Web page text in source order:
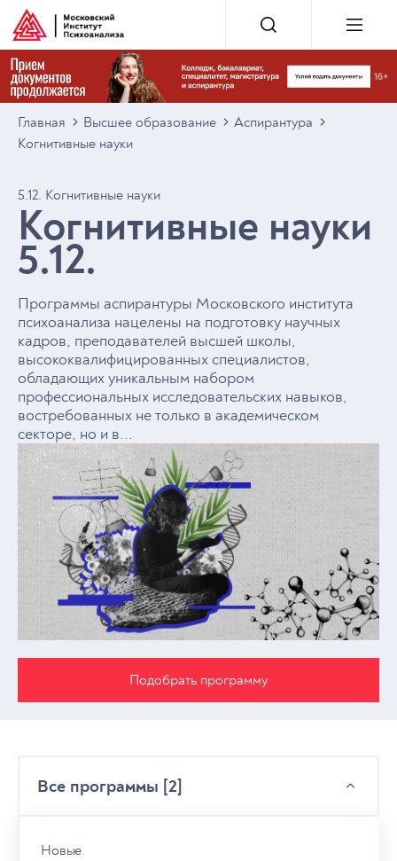
Главная Высшее образование
Аспирантура
Когнитивные науки
5.12. Когнитивные науки
Когнитивные науки
5.12.
Программы аспирантуры Московского института
психоанализа нацелены на подготовку научных
кадров, преподавателей высшей школы,
высококвалифицированных специалистов,
обладающих уникальным набором
профессиональных исследовательских навыков,
востребованных не только в академическом
секторе, но и в...
Подобрать программу
Все программы [2]
Новые